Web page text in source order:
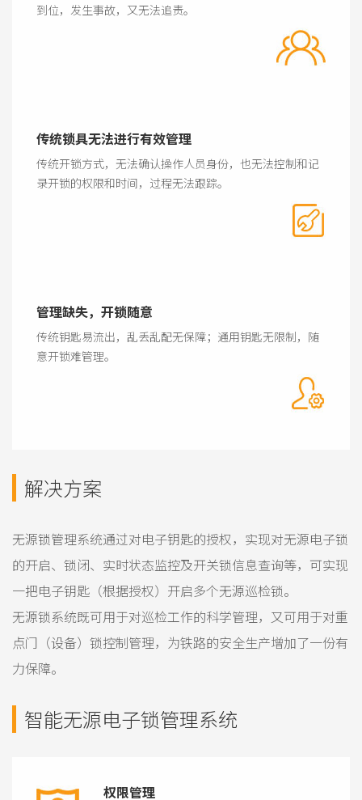
到位，发生事故，又无法追责。
传统锁具无法进行有效管理
传统开锁方式，无法确认操作人员身份，也无法控制和记
录开锁的权限和时间，过程无法跟踪。
管理缺失，开锁随意
传统钥匙易流出，乱丢乱配无保障；通用钥匙无限制，随
意开锁难管理。
解决方案
无源锁管理系统通过对电子钥匙的授权，实现对无源电子锁
的开启、锁闭、实时状态监控及开关锁信息查询等，可实现
一把电子钥匙（根据授权）开启多个无源巡检锁。
无源锁系统既可用于对巡检工作的科学管理，又可用于对重
点门（设备）锁控制管理，为铁路的安全生产增加了一份有
力保障。
智能无源电子锁管理系统
权限管理